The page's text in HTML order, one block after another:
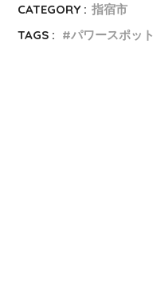
CATEGORY : 指宿市
TAGS :
パワースポット